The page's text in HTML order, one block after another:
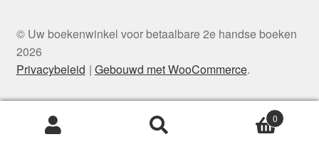
© Uw boekenwinkel voor betaalbare 2e handse boeken
2026
Privacybeleid
Gebouwd met WooCommerce.
Zoeken
0